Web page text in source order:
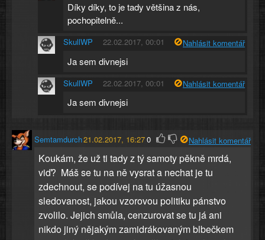
Díky díky, to je tady většina z nás,
pochopitelně...
SkullWP 22.02.2017, 00:01 Nahlásit komentář
Ja sem divnejsi
SkullWP 22.02.2017, 00:01 Nahlásit komentář
Ja sem divnejsi
Semtamdurch21.02.2017, 16:270 Nahlásit komentář
Koukám, že už ti tady z tý samoty pěkně mrdá,
viď? Máš se tu na ně vysrat a nechat je tu
zdechnout, se podívej na tu úžasnou
sledovanost, jakou vzorovou politiku pánstvo
zvolilo. Jejich smůla, cenzurovat se tu já ani
nikdo jiný nějakým zamidrákovaným blbečkem